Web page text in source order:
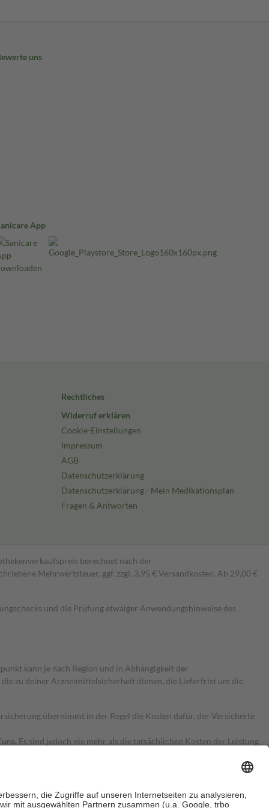
uns
App
Rechtliches
Widerruf erklären
Cookie-Einstellungen
Impressum
AGB
Datenschutzerklärung
Datenschutzerklärung - Mein Medikationsplan
Fragen & Antworten
berechnet nach der
Mehrwertsteuer, ggf. zzgl. 3,95 € Versandkosten. Ab 29,00 €
und die Prüfung etwaiger Anwendungshinweise des
kann je nach Region und in Abhängigkeit der
zu deiner Arzneimittelsicherheit dienen, die Lieferfrist um die
übernimmt in der Regel die Kosten dafür, der Versicherte
Es sind jedoch nie mehr als die tatsächlichen Kosten der Leistung
Zuzahlungen an bei: